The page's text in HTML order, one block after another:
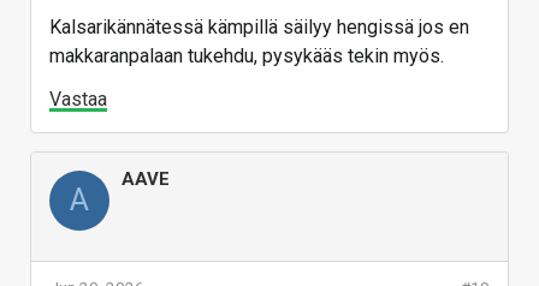
Kalsarikännätessä kämpillä säilyy hengissä jos en
makkaranpalaan tukehdu, pysykääs tekin myös.
Vastaa
A
AAVE